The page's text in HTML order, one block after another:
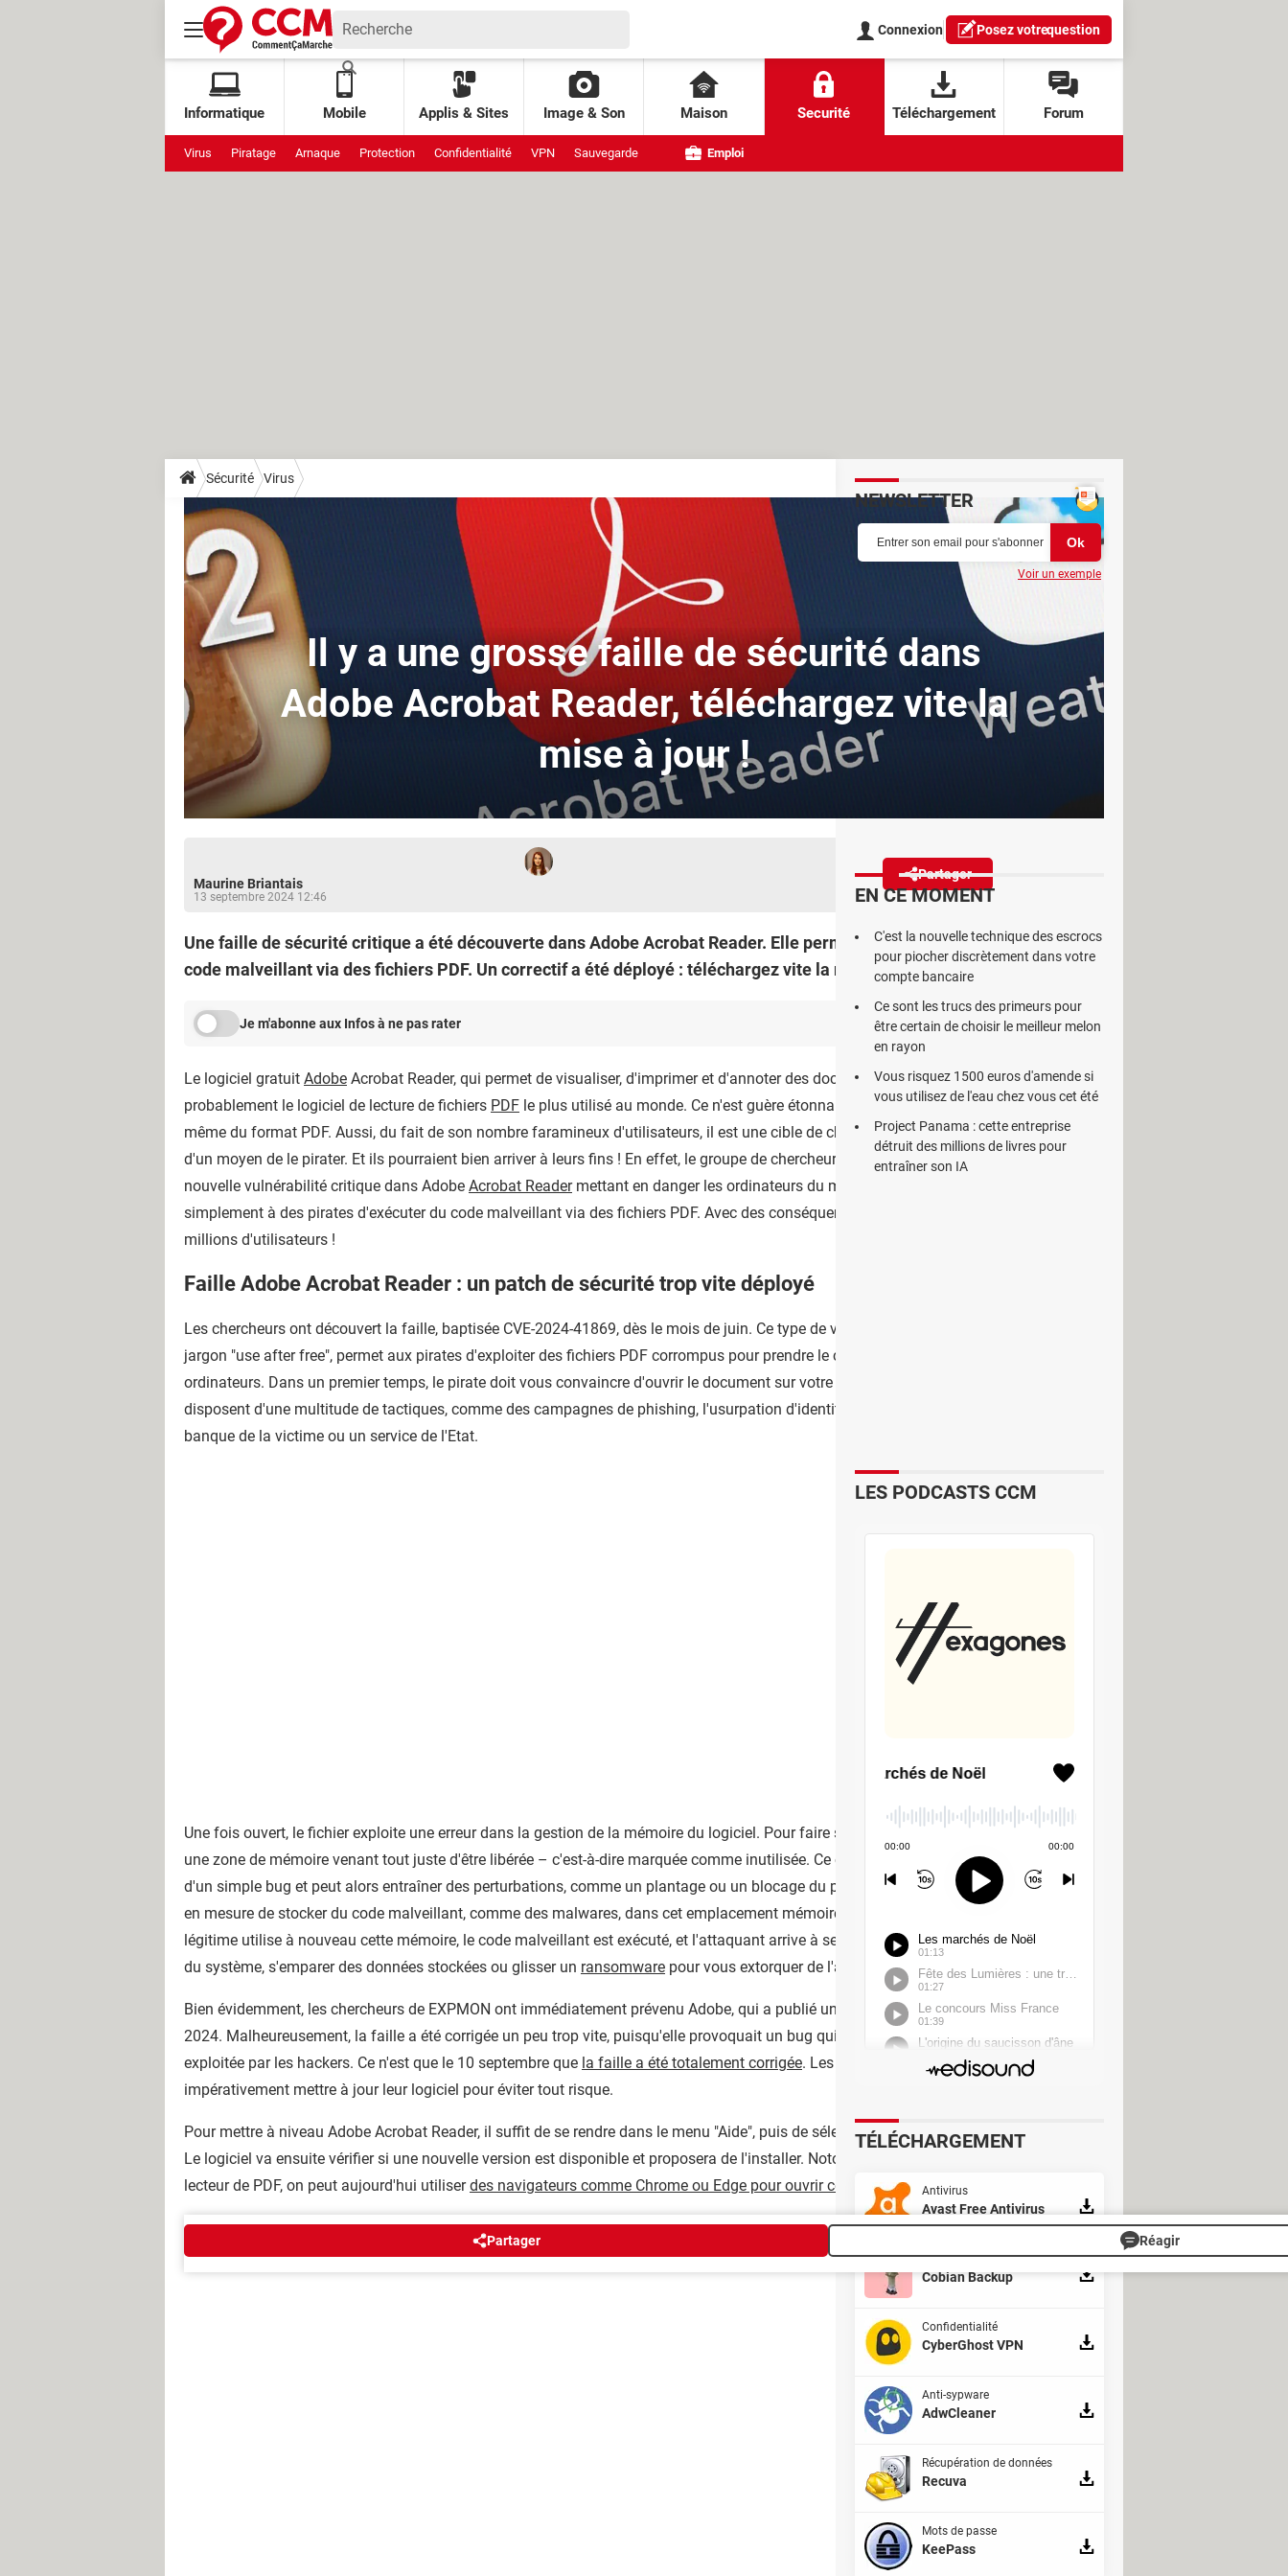
Connexion Posez votrequestion
Informatique Mobile Applis & Sites Image & Son Maison Securité Téléchargement Forum
Virus Piratage Arnaque Protection Confidentialité VPN Sauvegarde Emploi
Sécurité Virus
Il y a une grosse faille de sécurité dans
Adobe Acrobat Reader, téléchargez vite la
mise à jour !
Maurine Briantais
13 septembre 2024 12:46
Partager
Une faille de sécurité critique a été découverte dans Adobe Acrobat Reader. Elle permet à des hackers d'exécuter du
code malveillant via des fichiers PDF. Un correctif a été déployé : téléchargez vite la mise à jour !
Je m'abonne aux Infos à ne pas rater
Le logiciel gratuit Adobe Acrobat Reader, qui permet de visualiser, d'imprimer et d'annoter des documents au format PDF, est
probablement le logiciel de lecture de fichiers PDF le plus utilisé au monde. Ce n'est guère étonnant étant donné qu'Adobe est à l'origine
même du format PDF. Aussi, du fait de son nombre faramineux d'utilisateurs, il est une cible de choix pour les cybercriminels, qui rêvent
d'un moyen de le pirater. Et ils pourraient bien arriver à leurs fins ! En effet, le groupe de chercheurs EXPMON a découvert cet été une
nouvelle vulnérabilité critique dans Adobe Acrobat Readermettant en danger les ordinateurs du monde entier. Cette faille permet tout
simplement à des pirates d'exécuter du code malveillant via des fichiers PDF. Avec des conséquences catastrophiques pour des
millions d'utilisateurs !
Faille Adobe Acrobat Reader : un patch de sécurité trop vite déployé
Les chercheurs ont découvert la faille, baptisée CVE-2024-41869, dès le mois de juin. Ce type de vulnérabilité, que l'on appelle dans le
jargon "use after free", permet aux pirates d'exploiter des fichiers PDF corrompus pour prendre le contrôle à distance des
ordinateurs. Dans un premier temps, le pirate doit vous convaincre d'ouvrir le document sur votre PC. Pour y parvenir, les cybercriminels
disposent d'une multitude de tactiques, comme des campagnes de phishing, l'usurpation d'identités d'organismes importants, comme la
banque de la victime ou un service de l'Etat.
Une fois ouvert, le fichier exploite une erreur dans la gestion de la mémoire du logiciel. Pour faire simple, le programme tente d'accéder à
une zone de mémoire venant tout juste d'être libérée – c'est-à-dire marquée comme inutilisée. Ce comportement peut survenir à cause
d'un simple bug et peut alors entraîner des perturbations, comme un plantage ou un blocage du programme. Or, un acteur malveillant est
en mesure de stocker du code malveillant, comme des malwares, dans cet emplacement mémoire. De ce fait, lorsqu'un processus
légitime utilise à nouveau cette mémoire, le code malveillant est exécuté, et l'attaquant arrive à ses fins. Il peut alors prendre le contrôle
du système, s'emparer des données stockées ou glisser un ransomware pour vous extorquer de l'argent. Bref, c'est la catastrophe.
Bien évidemment, les chercheurs de EXPMON ont immédiatement prévenu Adobe, qui a publié un premier patch de sécurité en août
2024. Malheureusement, la faille a été corrigée un peu trop vite, puisqu'elle provoquait un bug qui permettait à nouveau à la faille d'être
exploitée par les hackers. Ce n'est que le 10 septembre que la faille a été totalement corrigée. Les utilisateurs doivent donc
impérativement mettre à jour leur logiciel pour éviter tout risque.
Pour mettre à niveau Adobe Acrobat Reader, il suffit de se rendre dans le menu "Aide", puis de sélectionner "Rechercher des mises à jour".
Le logiciel va ensuite vérifier si une nouvelle version est disponible et proposera de l'installer. Notons qu'Adobe Reader n'est pas le seul
lecteur de PDF, on peut aujourd'hui utiliserdes navigateurs comme Chrome ou Edge pour ouvrir ces documents.
Partager Réagir
NEWSLETTER
Voir un exemple
EN CE MOMENT
C'est la nouvelle technique des escrocs
pour piocher discrètement dans votre
compte bancaire
Ce sont les trucs des primeurs pour
être certain de choisir le meilleur melon
en rayon
Vous risquez 1500 euros d'amende si
vous utilisez de l'eau chez vous cet été
Project Panama : cette entreprise
détruit des millions de livres pour
entraîner son IA
LES PODCASTS CCM
TÉLÉCHARGEMENT
Antivirus
Avast Free Antivirus
Sauvegarde
Cobian Backup
Confidentialité
CyberGhost VPN
Anti-sypware
AdwCleaner
Récupération de données
Recuva
Mots de passe
KeePass